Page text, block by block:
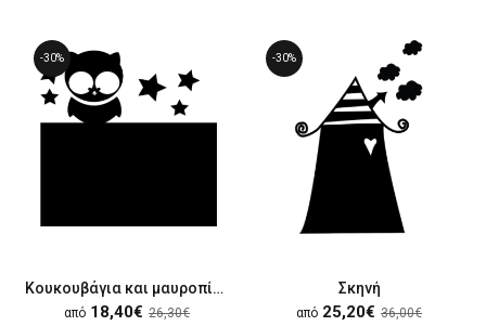
-30%
Κουκουβάγια και μαυροπίνακας
από 18,40€ 26,30€
-30%
Σκηνή
από 25,20€ 36,00€